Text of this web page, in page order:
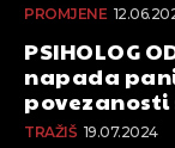
PROMJENE
PSIHOLOG
napada
povezanosti
TRAŽIŠ 19.07.2024